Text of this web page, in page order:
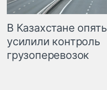
В Казахстане опять
усилили контроль
грузоперевозок